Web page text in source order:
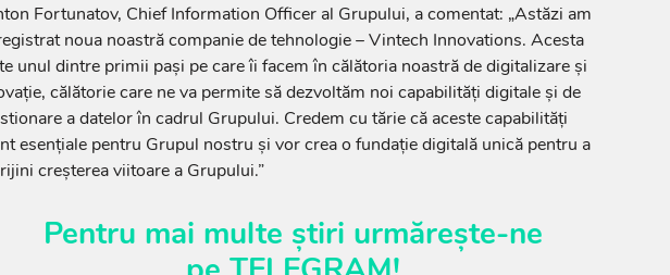
Fortunatov, Chief Information Officer al Grupului, a comentat: „Astăzi am
noua noastră companie de tehnologie – Vintech Innovations. Acesta
unul dintre primii pași pe care îi facem în călătoria noastră de digitalizare și
călătorie care ne va permite să dezvoltăm noi capabilități digitale și de
a datelor în cadrul Grupului. Credem cu tărie că aceste capabilități
esențiale pentru Grupul nostru și vor crea o fundație digitală unică pentru a
creșterea viitoare a Grupului.”
Pentru mai multe știri urmărește-ne